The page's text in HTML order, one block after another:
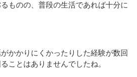
ものの、普段の生活であれば十分に
かかりにくかったりした経験が数回
ことはありませんでしたね。